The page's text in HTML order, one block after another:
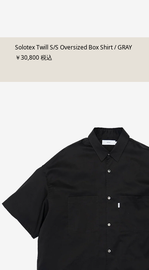
Solotex Twill S/S Oversized Box Shirt / GRAY
￥30,800 税込